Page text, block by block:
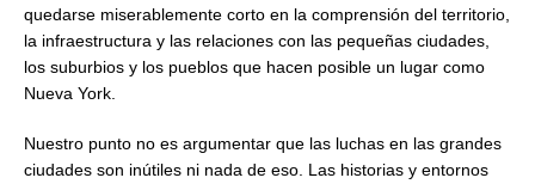
quedarse miserablemente corto en la comprensión del territorio,
la infraestructura y las relaciones con las pequeñas ciudades,
los suburbios y los pueblos que hacen posible un lugar como
Nueva York.
Nuestro punto no es argumentar que las luchas en las grandes
ciudades son inútiles ni nada de eso. Las historias y entornos